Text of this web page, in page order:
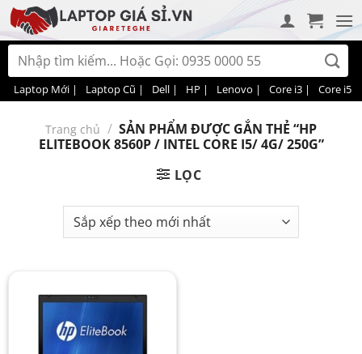
Bỏ
qua
nội
dung
Tìm
kiếm:
Laptop Mới | Laptop Cũ | Dell | HP | Lenovo | Core i3 | Core i5 |
Trang chủ / SẢN PHẨM ĐƯỢC GẮN THẺ “HP
ELITEBOOK 8560P / INTEL CORE I5/ 4G/ 250G”
LỌC